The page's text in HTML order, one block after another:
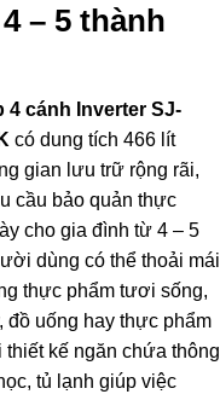
– 5 thành
4 cánh Inverter SJ-
có dung tích 466 lít
gian lưu trữ rộng rãi,
cầu bảo quản thực
cho gia đình từ 4 – 5
dùng có thể thoải mái
thực phẩm tươi sống,
đồ uống hay thực phẩm
kế ngăn chứa thông
tủ lạnh giúp việc